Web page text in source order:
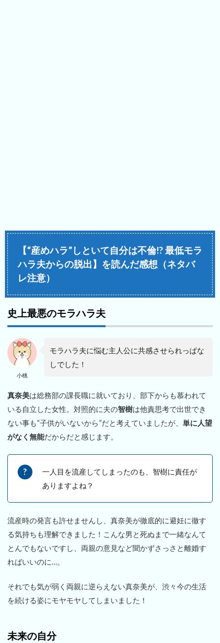
【“産めハラ”しといて自分は不倫!? 最低モラ
ハラ夫からの脱出】を読んだ感想（ネタバ
レ注意）
史上最悪のモラハラ夫
小桃
モラハラ夫に悩む主人公に共感させられっぱな
しでした！
真奈美は総務部の課長職に就いており、部下からも慕われて
いる自立した女性。対照的に夫の智樹は他責思考で出世でき
ない事も“子供がいないから”だと考えていましたが、 単に人望
がなく無能だからだと感じます。
一人目を流産してしまったのも、智樹に責任が
ありますよね？
流産時の発言も許せませんし、真奈美が徹底的に避妊に徹す
る気持ちも理解できました！こんな男と死ぬまで一緒なんて
とんでもないですし、両親の意見など聞かずさっさと離婚す
ればいいのに…。
それでも気が弱く両親に逆らえない真奈美が、渋々今の生活
を続ける姿にモヤモヤしてしまいました！
未来の自分